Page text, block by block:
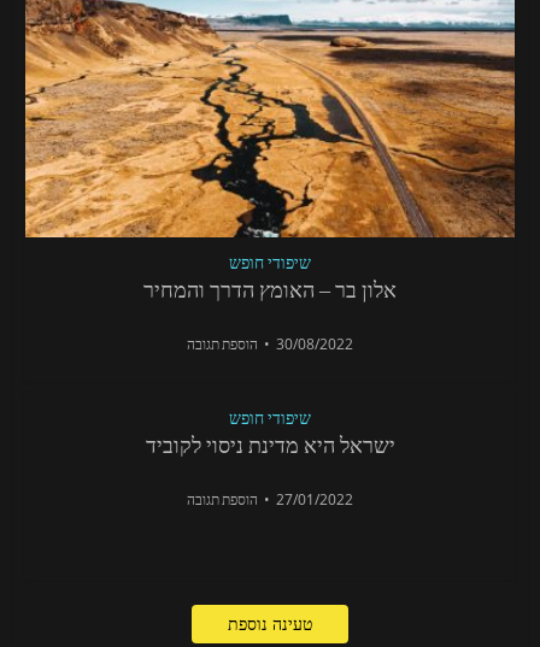
שיפודי חופש
אלון בר – האומץ הדרך והמחיר
30/08/2022 הוספת תגובה
שיפודי חופש
ישראל היא מדינת ניסוי לקוביד
27/01/2022 הוספת תגובה
טעינה נוספת